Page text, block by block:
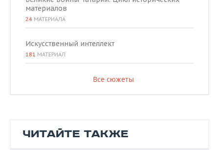
материалов
24 МАТЕРИАЛА
Искусственный интеллект
181 МАТЕРИАЛ
Все сюжеты
ЧИТАЙТЕ ТАКЖЕ